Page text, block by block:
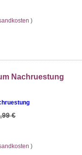
)
Nachruestung
€
)